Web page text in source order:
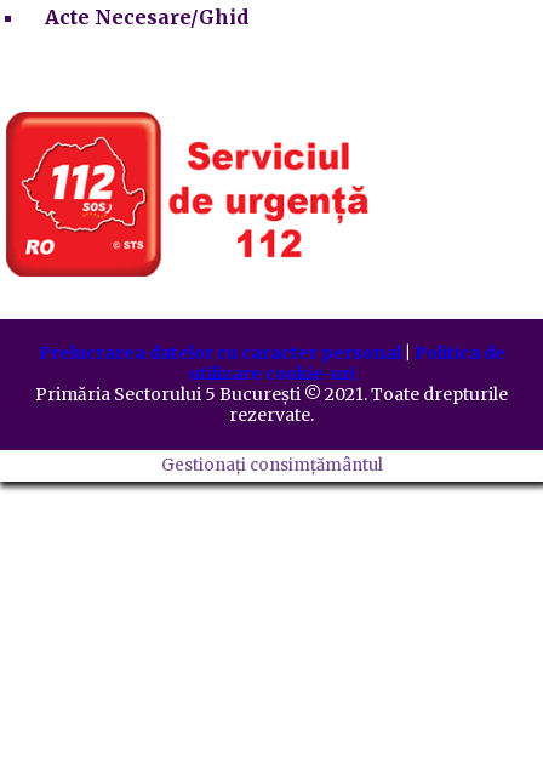
Acte Necesare/Ghid
Prelucrarea datelor cu caracter personal| Politica de
utilizare cookie-uri
Primăria Sectorului 5 București ©️ 2021. Toate drepturile
rezervate.
Gestionați consimțământul